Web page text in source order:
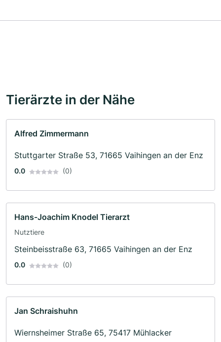
Tierärzte in der Nähe
Alfred Zimmermann
Stuttgarter Straße 53, 71665 Vaihingen an der Enz
0.0 (0)
Hans-Joachim Knodel Tierarzt
Nutztiere
Steinbeisstraße 63, 71665 Vaihingen an der Enz
0.0 (0)
Jan Schraishuhn
Wiernsheimer Straße 65, 75417 Mühlacker